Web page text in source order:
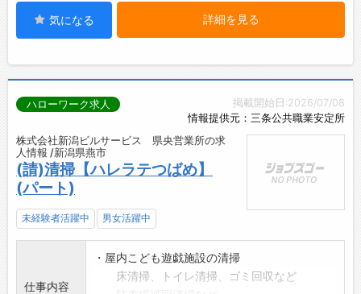
気になる 詳細を見る
掲載開始日:2026/07/08
情報提供元：三条公共職業安定所
ハローワーク求人
株式会社新潟ビルサービス 県央営業所の求
人情報 /新潟県燕市
(請)清掃【ハレラテつばめ】
(パート)
未経験者活躍中 男女活躍中
仕事内容
・屋内こども遊戯施設の清掃
床清掃、トイレ清掃、ゴミ回収など